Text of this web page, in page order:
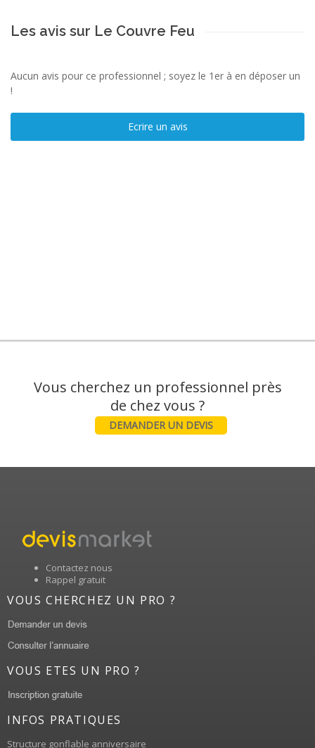
Les avis sur Le Couvre Feu
Aucun avis pour ce professionnel ; soyez le 1er à en déposer un
!
Ecrire un avis
Vous cherchez un professionnel près
DEMANDER UN DEVIS
Contactez nous
Rappel gratuit
VOUS CHERCHEZ UN PRO ?
VOUS ETES UN PRO ?
INFOS PRATIQUES
Structure gonflable anniversaire